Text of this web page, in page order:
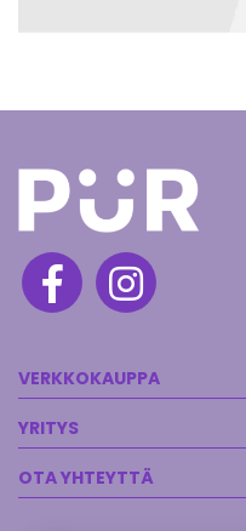
VERKKOKAUPPA
YRITYS
OTA YHTEYTTÄ